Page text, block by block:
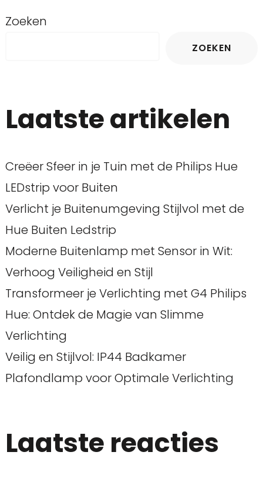
Zoeken
ZOEKEN
Laatste artikelen
Creëer Sfeer in je Tuin met de Philips Hue
LEDstrip voor Buiten
Verlicht je Buitenumgeving Stijlvol met de
Hue Buiten Ledstrip
Moderne Buitenlamp met Sensor in Wit:
Verhoog Veiligheid en Stijl
Transformeer je Verlichting met G4 Philips
Hue: Ontdek de Magie van Slimme
Verlichting
Veilig en Stijlvol: IP44 Badkamer
Plafondlamp voor Optimale Verlichting
Laatste reacties